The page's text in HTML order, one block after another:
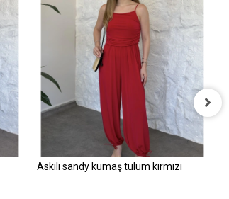
Askılı sandy kumaş tulum kırmızı